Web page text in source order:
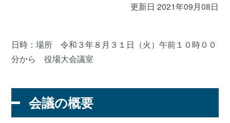
更新日 2021年09月08日
日時：場所 令和３年８月３１日（火）午前１０時００
分から 役場大会議室
会議の概要